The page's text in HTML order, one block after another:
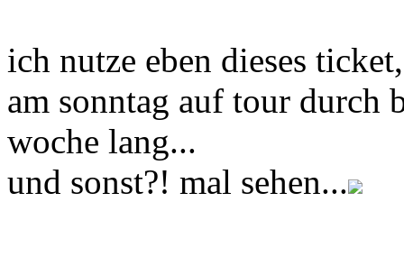
ich nutze eben dieses
am sonntag auf tour durch
woche lang...
und sonst?! mal sehen...